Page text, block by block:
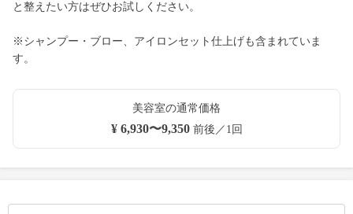
と整えたい方はぜひお試しください。
※シャンプー・ブロー、アイロンセット仕上げも含まれていま
す。
美容室の通常価格
¥ 6,930〜9,350前後／1回